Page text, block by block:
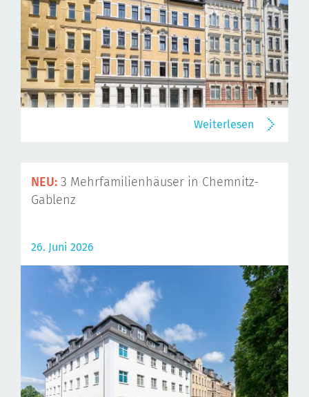
Weiterlesen
NEU: 3 Mehrfamilienhäuser in Chemnitz-
Gablenz
26. Juni 2026